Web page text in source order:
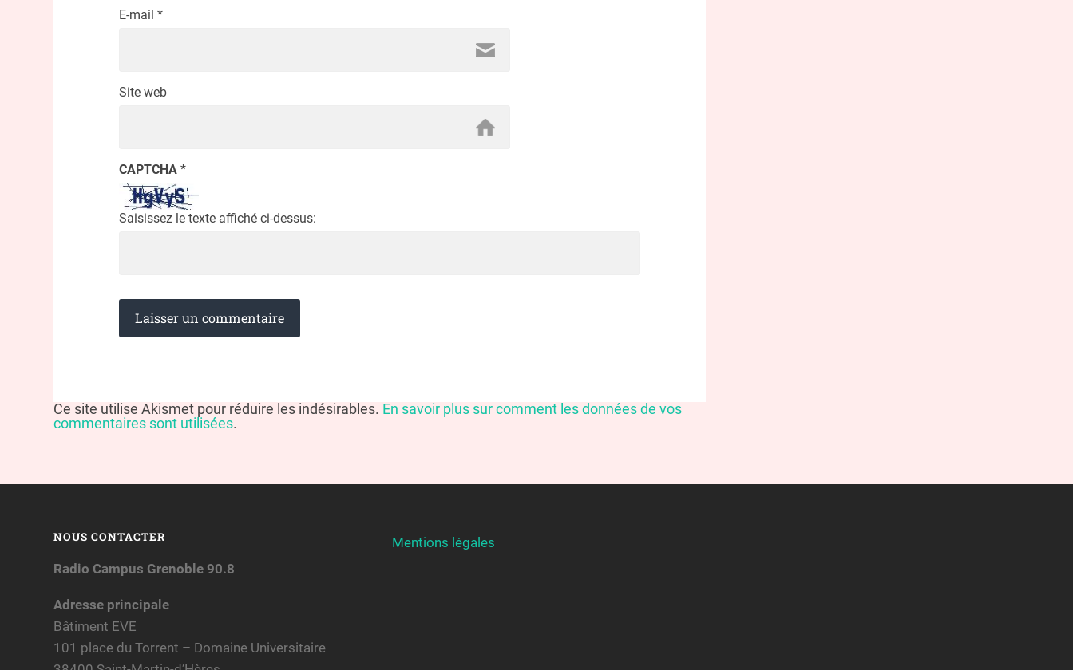
E-mail *
Site web
CAPTCHA *
Saisissez le texte affiché ci-dessus:
Ce site utilise Akismet pour réduire les indésirables. En savoir plus sur comment les données de vos
commentaires sont utilisées.
NOUS CONTACTER
Radio Campus Grenoble 90.8
Adresse principale
Bâtiment EVE
101 place du Torrent – Domaine Universitaire
Mentions légales